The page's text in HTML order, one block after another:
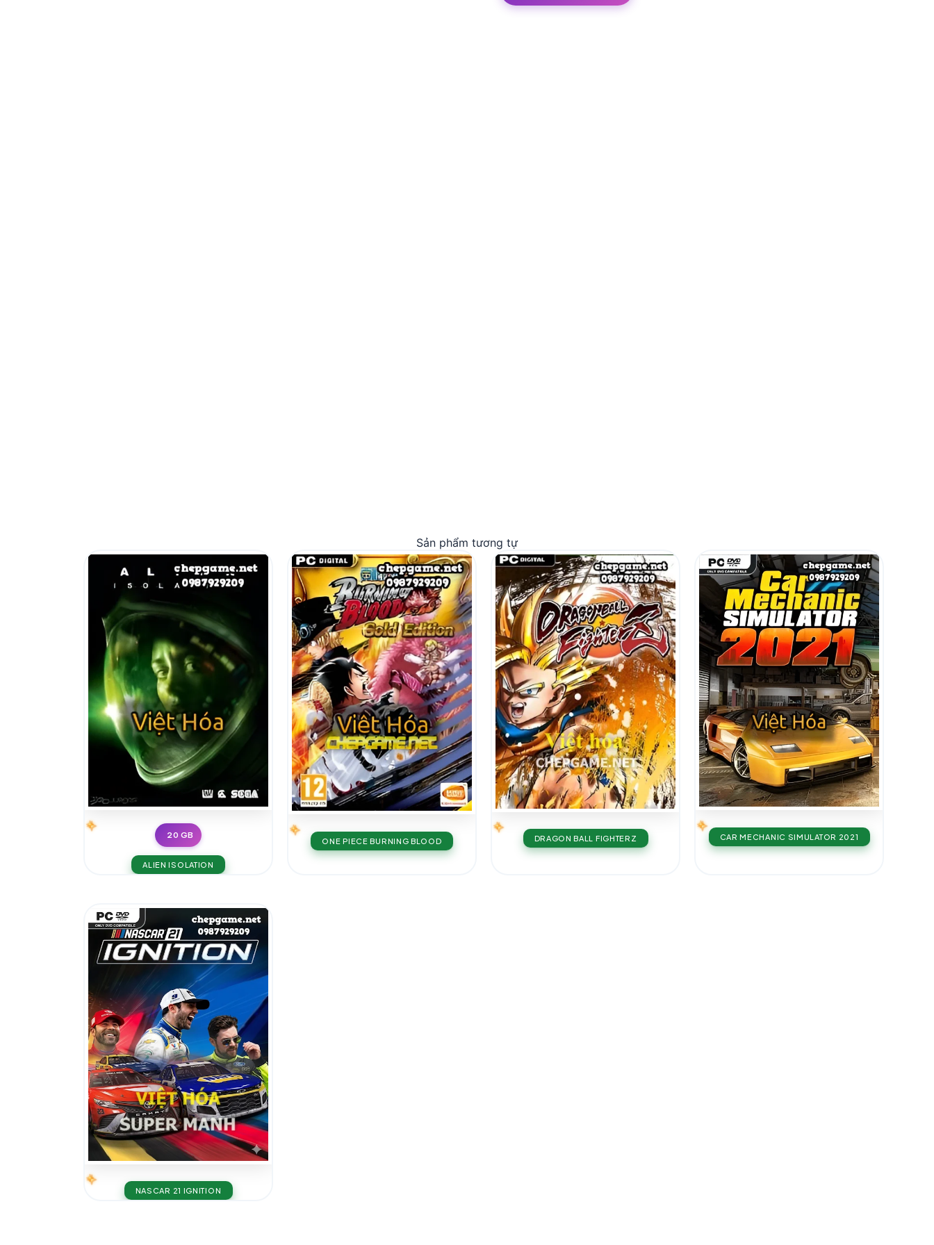
Sản phẩm tương tự
20 GB
ALIEN ISOLATION
ONE PIECE BURNING BLOOD DRAGON BALL FIGHTERZ CAR MECHANIC SIMULATOR 2021
NASCAR 21 IGNITION